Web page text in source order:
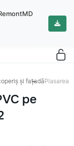
și fațadăPlasarea
pe